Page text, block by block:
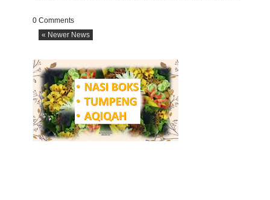
0 Comments
« Newer News